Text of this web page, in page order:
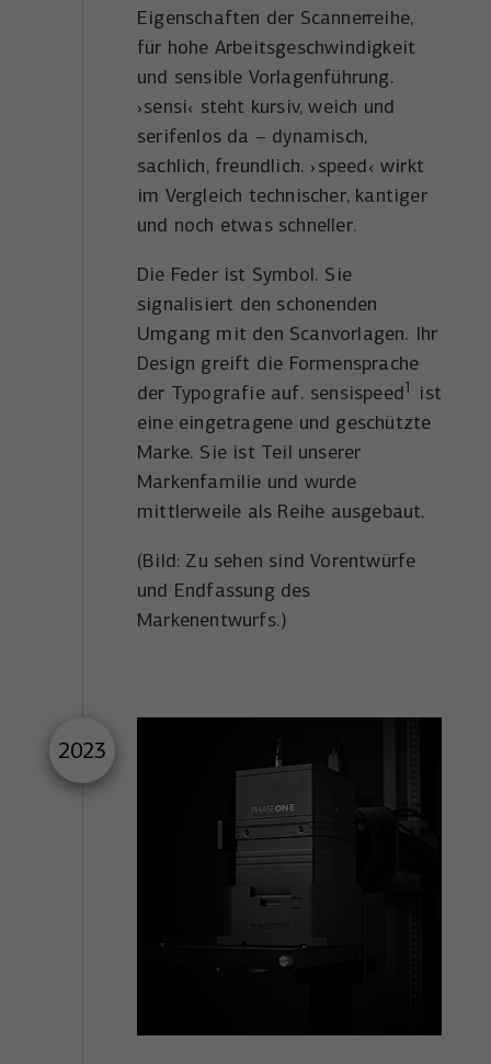
Eigenschaften der Scannerreihe,
für hohe Arbeitsgeschwindigkeit
und sensible Vorlagenführung.
›sensi‹ steht kursiv, weich und
serifenlos da – dynamisch,
sachlich, freundlich. ›speed‹ wirkt
im Vergleich technischer, kantiger
und noch etwas schneller.
Die Feder ist Symbol. Sie
signalisiert den schonenden
Umgang mit den Scanvorlagen. Ihr
Design greift die Formensprache
der Typografie auf. sensispeed1
ist
eine eingetragene und geschützte
Marke. Sie ist Teil unserer
Markenfamilie und wurde
mittlerweile als Reihe ausgebaut.
(Bild: Zu sehen sind Vorentwürfe
und Endfassung des
Markenentwurfs.)
2023